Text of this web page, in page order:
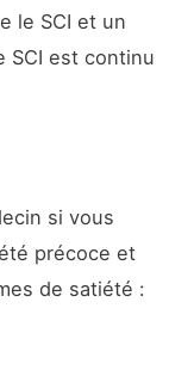
le SCI et un
SCI est continu
si vous
précoce et
de satiété :